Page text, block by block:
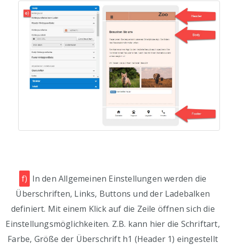
f) In den Allgemeinen Einstellungen werden die
Überschriften, Links, Buttons und der Ladebalken
definiert. Mit einem Klick auf die Zeile öffnen sich die
Einstellungsmöglichkeiten. Z.B. kann hier die Schriftart,
Farbe, Größe der Überschrift h1 (Header 1) eingestellt